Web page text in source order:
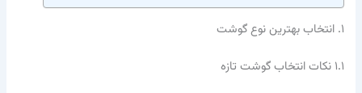
۱. انتخاب بهترین نوع گوشت
۱.۱ نکات انتخاب گوشت تازه